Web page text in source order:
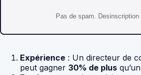
Pas de spam. Desinscription
Expérience : Un directeur de
peut gagner 30% de plus